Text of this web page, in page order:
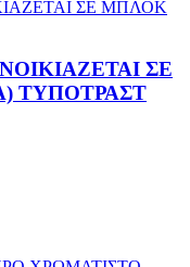
ΣΕ
ΤΥΠΟΤΡΑΣΤ